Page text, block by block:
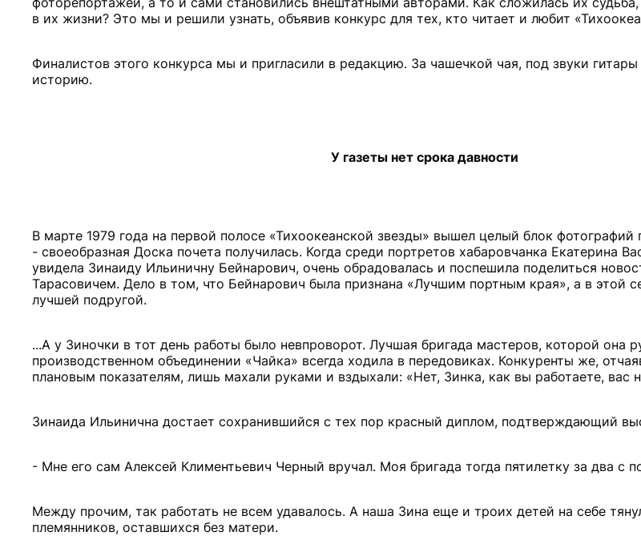
в их жизни? Это мы и решили узнать, объявив конкурс для тех, кто читает и любит
Финалистов этого конкурса мы и пригласили в редакцию. За чашечкой чая, под звуки
историю.
У газеты нет срока давности
В марте 1979 года на первой полосе «Тихоокеанской звезды» вышел целый блок фотографий
- своеобразная Доска почета получилась. Когда среди портретов хабаровчанка Екатерина
увидела Зинаиду Ильиничну Бейнарович, очень обрадовалась и поспешила поделиться
Тарасовичем. Дело в том, что Бейнарович была признана «Лучшим портным края», а в этой
лучшей подругой.
...А у Зиночки в тот день работы было невпроворот. Лучшая бригада мастеров, которой она
производственном объединении «Чайка» всегда ходила в передовиках. Конкуренты же,
плановым показателям, лишь махали руками и вздыхали: «Нет, Зинка, как вы работаете, вас
Зинаида Ильинична достает сохранившийся с тех пор красный диплом, подтверждающий
- Мне его сам Алексей Климентьевич Черный вручал. Моя бригада тогда пятилетку за два с
Между прочим, так работать не всем удавалось. А наша Зина еще и троих детей на себе
племянников, оставшихся без матери.